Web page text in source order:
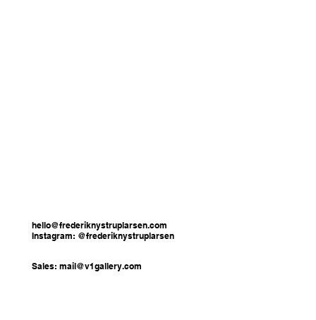
hello@frederiknystruplarsen.com
Instagram: @frederiknystruplarsen
Sales: mail@v1gallery.com